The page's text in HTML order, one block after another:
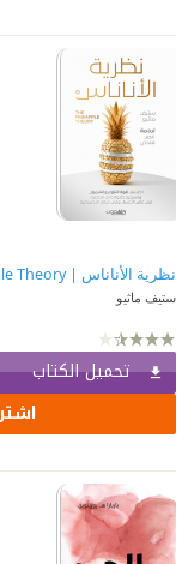
نظرية الأناناس | The Pineapple Theory
ستيف ماثيو
تحميل الكتاب